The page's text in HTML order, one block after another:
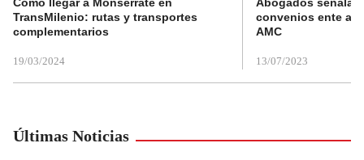
TransMilenio: rutas y transportes
complementarios
19/03/2024
convenios ente
AMC
13/07/2023
Últimas Noticias